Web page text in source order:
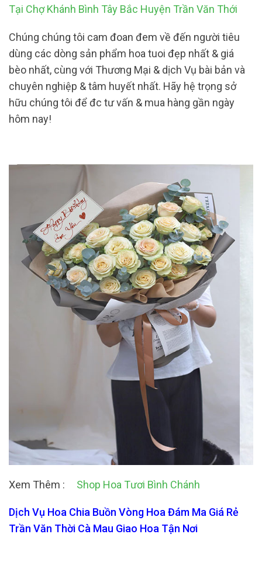
Tại Chợ Khánh Bình Tây Bắc Huyện Trần Văn Thới
Chúng chúng tôi cam đoan đem về đến người tiêu
dùng các dòng sản phẩm hoa tuoi đẹp nhất & giá
bèo nhất, cùng với Thương Mại & dịch Vụ bài bản và
chuyên nghiệp & tâm huyết nhất. Hãy hệ trọng sở
hữu chúng tôi để đc tư vấn & mua hàng gần ngày
hôm nay!
Xem Thêm : Shop Hoa Tươi Bình Chánh
Dịch Vụ Hoa Chia Buồn Vòng Hoa Đám Ma Giá Rẻ
Trần Văn Thời Cà Mau Giao Hoa Tận Nơi